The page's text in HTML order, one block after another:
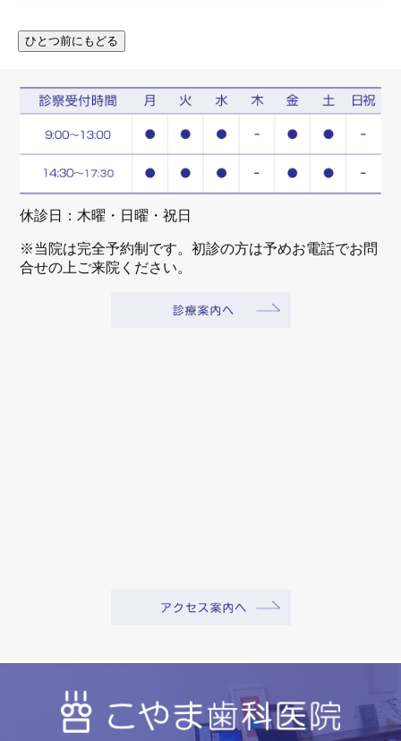
休診日：木曜・日曜・祝日
※当院は完全予約制です。初診の方は予めお電話でお問
合せの上ご来院ください。